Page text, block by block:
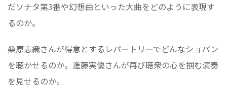
だソナタ第3番や幻想曲といった大曲をどのように表現す
るのか。
桑原志織さんが得意とするレパートリーでどんなショパン
を聴かせるのか。進藤実優さんが再び聴衆の心を掴む演奏
を見せるのか。